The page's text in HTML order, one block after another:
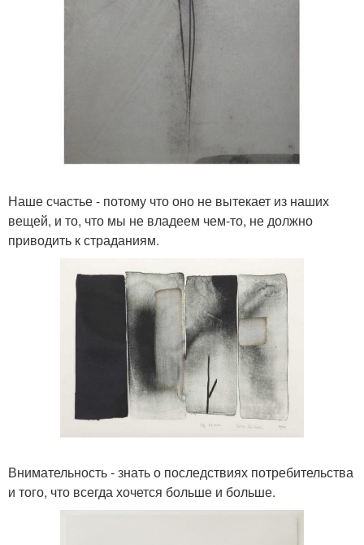
Наше счастье - потому что оно не вытекает из наших
вещей, и то, что мы не владеем чем-то, не должно
приводить к страданиям.
Внимательность - знать о последствиях потребительства
и того, что всегда хочется больше и больше.